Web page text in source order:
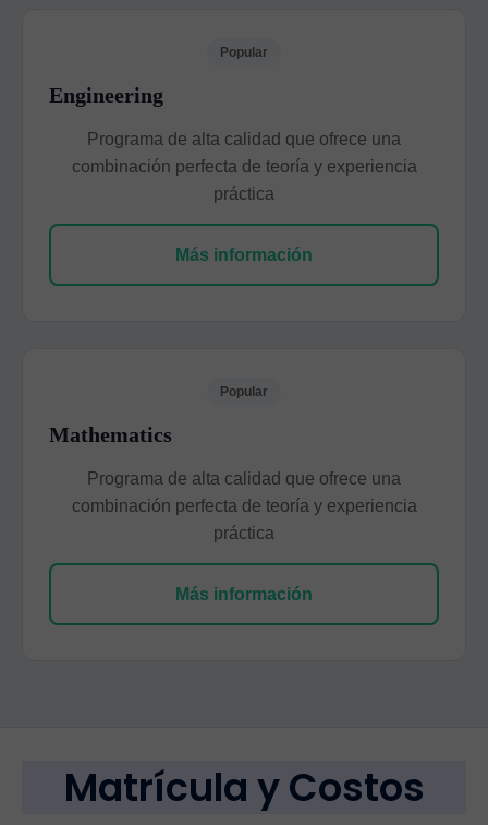
Popular
Engineering
Programa de alta calidad que ofrece una
combinación perfecta de teoría y experiencia
práctica
Más información
Popular
Mathematics
Programa de alta calidad que ofrece una
combinación perfecta de teoría y experiencia
práctica
Más información
Matrícula y Costos